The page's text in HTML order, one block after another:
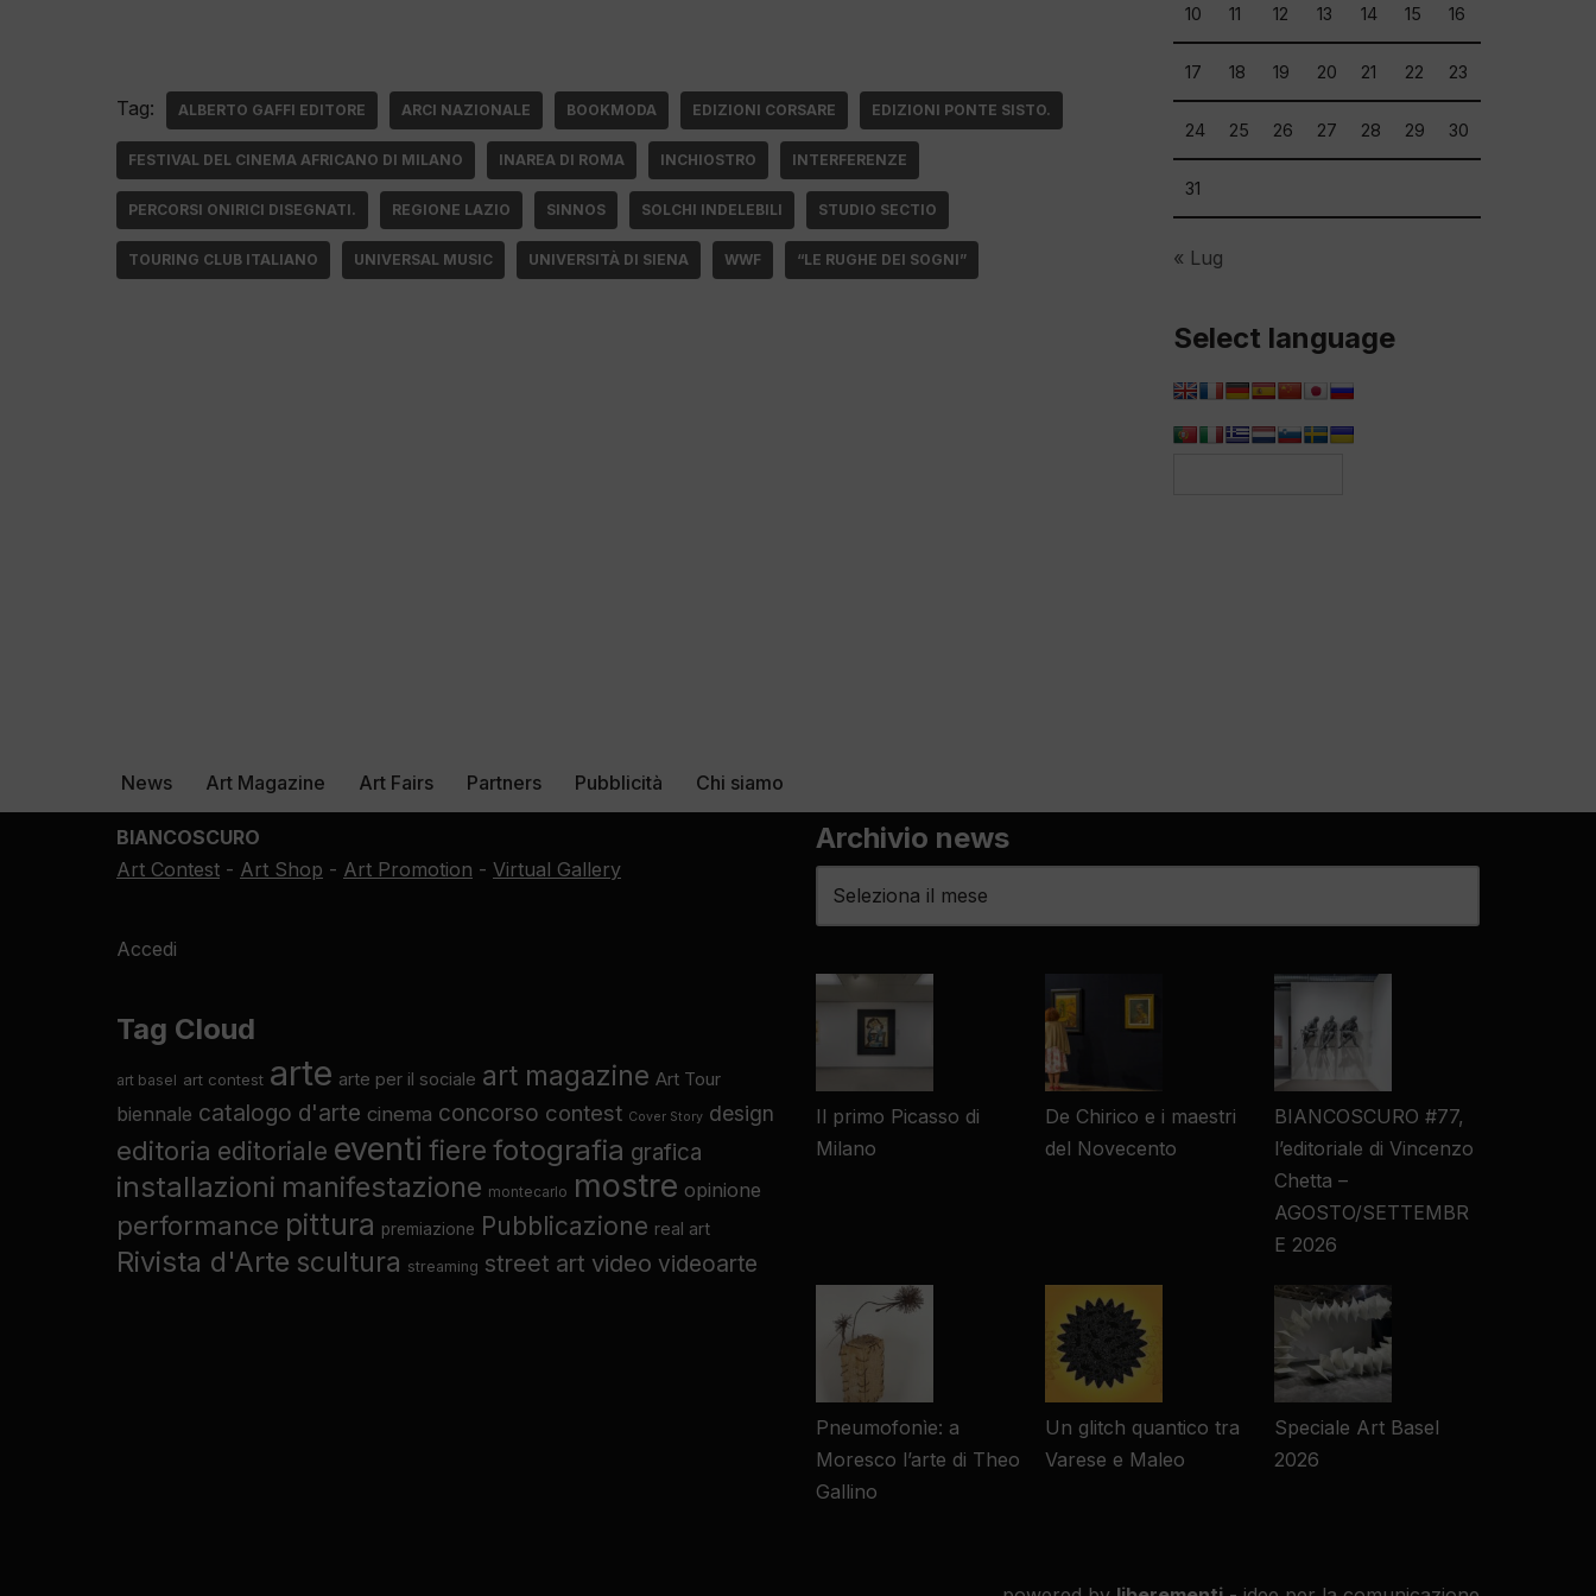
Tag: ALBERTO GAFFI EDITORE ARCI NAZIONALE BOOKMODA EDIZIONI CORSARE EDIZIONI PONTE SISTO.
FESTIVAL DEL CINEMA AFRICANO DI MILANO INAREA DI ROMA INCHIOSTRO INTERFERENZE
PERCORSI ONIRICI DISEGNATI. REGIONE LAZIO SINNOS SOLCHI INDELEBILI STUDIO SECTIO
TOURING CLUB ITALIANO UNIVERSAL MUSIC UNIVERSITÀ DI SIENA WWF “LE RUGHE DEI SOGNI”
10 11 12 13 14 15 16
17 18 19 20 21 22 23
24 25 26 27 28 29 30
31
« Lug
Select language
News Art Magazine Art Fairs Partners Pubblicità Chi siamo
BIANCOSCURO
Art Contest - Art Shop - Art Promotion - Virtual Gallery
Accedi
Tag Cloud
art basel art contest arte arte per il sociale art magazine Art Tour
biennale catalogo d'arte cinema concorso contest Cover Story design
editoria editoriale eventi fiere fotografia grafica
installazioni manifestazione montecarlo mostre opinione
performance pittura premiazione Pubblicazione real art
Rivista d'Arte scultura streaming street art video videoarte
Archivio news
Il primo Picasso di
Milano
De Chirico e i maestri
del Novecento
BIANCOSCURO #77,
l’editoriale di Vincenzo
Chetta –
AGOSTO/SETTEMBR
E 2026
Pneumofonìe: a
Moresco l’arte di Theo
Gallino
Un glitch quantico tra
Varese e Maleo
Speciale Art Basel
2026